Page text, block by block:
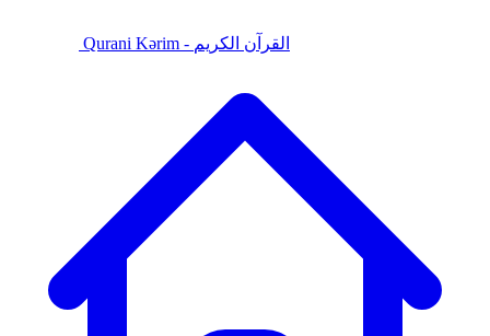
Qurani Kərim - القرآن الكريم